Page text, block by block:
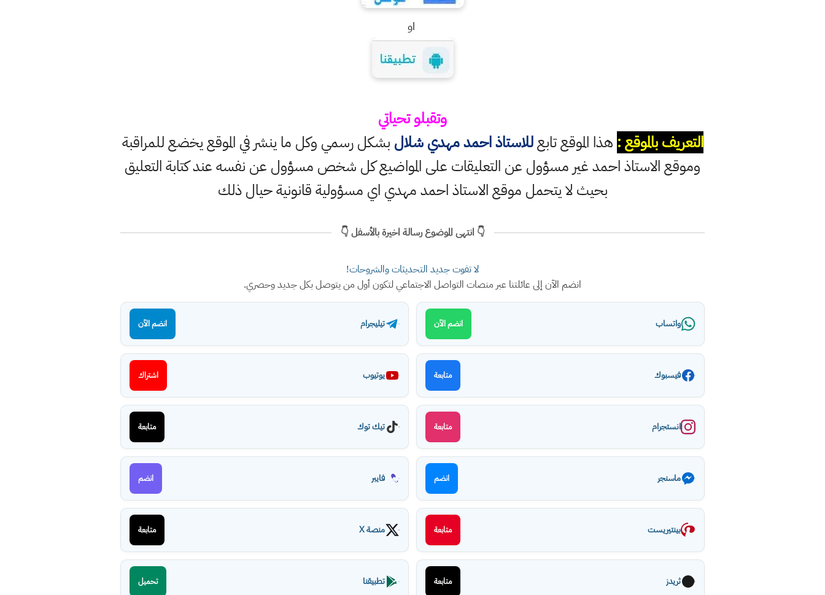
او
وتقبلو تحياتي
التعريف بالموقع : هذا الموقع تابعللاستاذ احمد مهدي شلال بشكل رسمي وكل ما ينشر في الموقع يخضع للمراقبة
وموقع الاستاذ احمد غير مسؤول عن التعليقات على المواضيع كل شخص مسؤول عن نفسه عند كتابة التعليق
بحيث لا يتحمل موقع الاستاذ احمد مهدي اي مسؤولية قانونية حيال ذلك
👇 انتهى الموضوع رسالة اخيرة بالأسفل 👇
لا تفوت جديد التحديثات والشروحات!
انضم الآن إلى عائلتنا عبر منصات التواصل الاجتماعي لتكون أول من يتوصل بكل جديد وحصري.
واتساب انضم الآن تيليجرام انضم الآن
فيسبوك متابعة يوتيوب اشتراك
انستجرام متابعة تيك توك متابعة
ماسنجر انضم فايبر انضم
بينتيريست متابعة منصة X متابعة
ثريدز متابعة تطبيقنا تحميل